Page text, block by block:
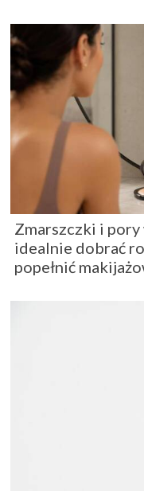
Zmarszczki i pory
idealnie dobrać
popełnić